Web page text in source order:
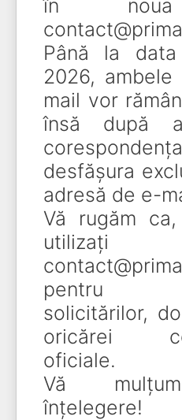
în noua
Până la
2026,
mail vor
însă după
desfășura
adresă de e-
Vă rugăm
utilizați
pentru
solicitărilor,
oricărei
oficiale.
Vă
înțelegere!